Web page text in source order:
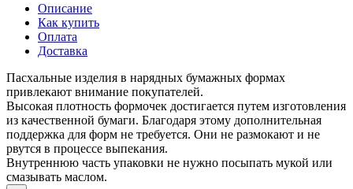
Описание
Как купить
Оплата
Доставка
Пасхальные изделия в нарядных бумажных формах
привлекают внимание покупателей.
Высокая плотность формочек достигается путем изготовления
из качественной бумаги. Благодаря этому дополнительная
поддержка для форм не требуется. Они не размокают и не
рвутся в процессе выпекания.
Внутреннюю часть упаковки не нужно посыпать мукой или
смазывать маслом.